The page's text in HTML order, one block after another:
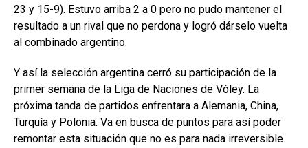
23 y 15-9). Estuvo arriba 2 a 0 pero no pudo mantener el
resultado a un rival que no perdona y logró dárselo vuelta
al combinado argentino.
Y así la selección argentina cerró su participación de la
primer semana de la Liga de Naciones de Vóley. La
próxima tanda de partidos enfrentara a Alemania, China,
Turquía y Polonia. Va en busca de puntos para así poder
remontar esta situación que no es para nada irreversible.